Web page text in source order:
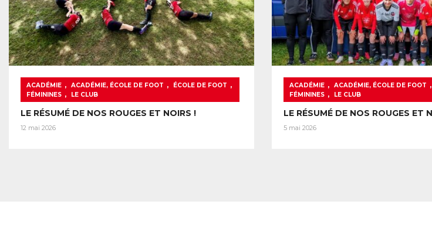
ACADÉMIE , ACADÉMIE, ÉCOLE DE FOOT , ÉCOLE DE FOOT ,
FÉMININES , LE CLUB
LE RÉSUMÉ DE NOS ROUGES ET NOIRS !
12 mai 2026
ACADÉMIE , ACADÉMIE, ÉCOLE DE FOOT ,
FÉMININES , LE CLUB
LE RÉSUMÉ DE NOS ROUGES ET
5 mai 2026